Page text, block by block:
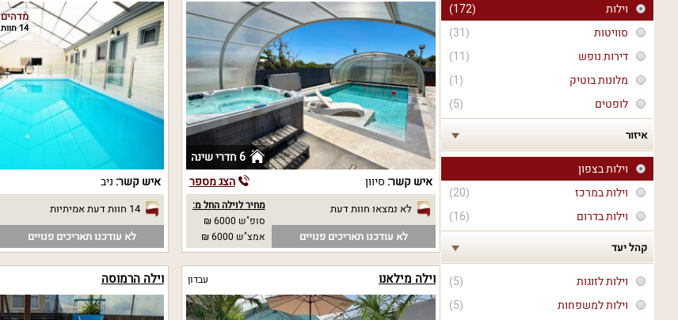
(172)
וילות
(31)
סוויטות
(11)
דירות נופש
(1)
מלונות בוטיק
(5)
לופטים
איזור
וילות בצפון
(20)
וילות במרכז
(16)
וילות בדרום
קהל יעד
(5)
וילות לזוגות
(5)
וילות למשפחות
6 חדרי שינה
איש קשר: סיוון הצג מספר
לא נמצאו חוות דעת
לא עודכנו תאריכים פנויים
מחיר לוילה החל מ:
סופ"ש 6000 ₪
אמצ"ש 6000 ₪
מדהים
14 חוות דעת אמיתיות
איש קשר: ניב
14 חוות דעת אמיתיות
לא עודכנו תאריכים פנויים
וילה מילאנו עבדון וילה הרמוסה